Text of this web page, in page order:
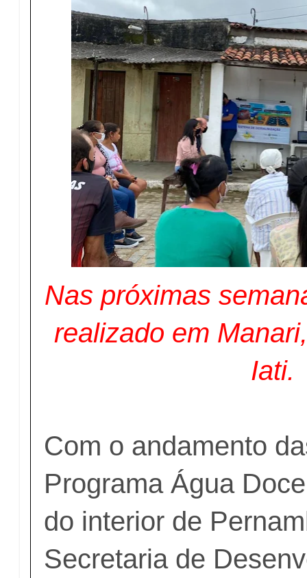
Nas próximas
realizado em
Iati.
Com o andamento
Programa Água
do interior de
Secretaria de